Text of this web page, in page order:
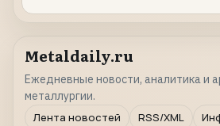
Metaldaily.ru
Ежедневные новости, аналитика и
металлургии.
Лента новостей
RSS/XML